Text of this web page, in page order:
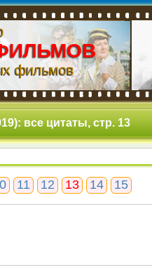
фильмов
все цитаты, стр. 13
11 12 13 14 15